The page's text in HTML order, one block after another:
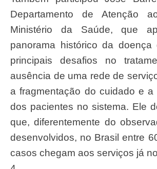
Departamento de Atenção
Ministério da Saúde, que
panorama histórico da
principais desafios no
ausência de uma rede de
a fragmentação do cuidado e a
dos pacientes no sistema. Ele
que, diferentemente do
desenvolvidos, no Brasil entre
casos chegam aos serviços já